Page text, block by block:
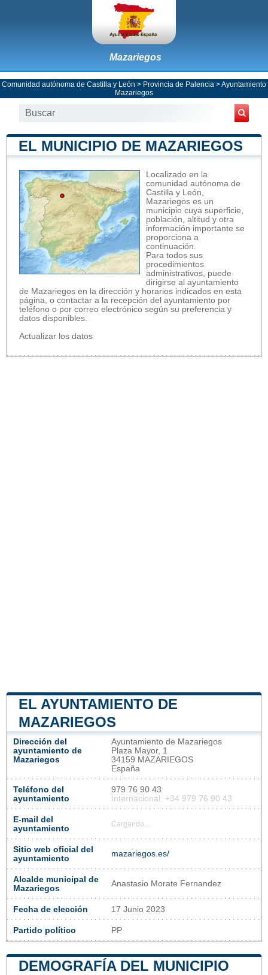
Mazariegos
Comunidad autónoma de Castilla y León > Provincia de Palencia >Ayuntamiento
Mazariegos
EL MUNICIPIO DE MAZARIEGOS
Localizado en la
comunidad autónoma de
Castilla y León,
Mazariegos es un
municipio cuya superficie,
población, altitud y otra
información importante se
proporciona a
continuación.
Para todos sus
procedimientos
administrativos, puede
dirigirse al ayuntamiento
de Mazariegos en la dirección y horarios indicados en esta
página, o contactar a la recepción del ayuntamiento por
teléfono o por correo electrónico según su preferencia y
datos disponibles.
Actualizar los datos
EL AYUNTAMIENTO DE
MAZARIEGOS
Dirección del
ayuntamiento de
Mazariegos
Ayuntamiento de Mazariegos
Plaza Mayor, 1
34159 MAZARIEGOS
España
Teléfono del
ayuntamiento
979 76 90 43
Internacional: +34 979 76 90 43
E-mail del
ayuntamiento
Cargando...
Sitio web oficial del
ayuntamiento
mazariegos.es/
Alcalde municipal de
Mazariegos
Anastasio Morate Fernandez
Fecha de elección 17 Junio 2023
Partido político PP
DEMOGRAFÍA DEL MUNICIPIO